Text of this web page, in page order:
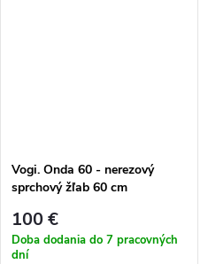
Vogi. Onda 60 - nerezový
sprchový žľab 60 cm
100 €
Doba dodania do 7 pracovných
dní